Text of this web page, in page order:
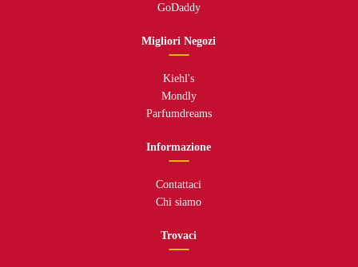
GoDaddy
Migliori Negozi
Kiehl's
Mondly
Parfumdreams
Informazione
Contattaci
Chi siamo
Trovaci